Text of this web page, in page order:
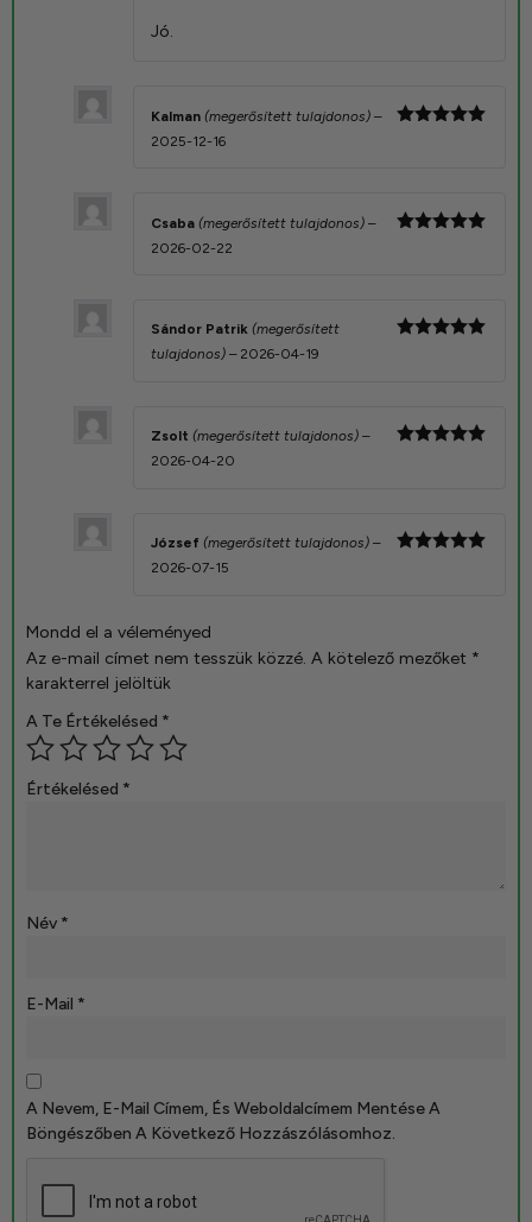
Jó.
Kalman (megerősített tulajdonos) –
2025-12-16
Csaba (megerősített tulajdonos) –
2026-02-22
Sándor Patrik (megerősített
tulajdonos) – 2026-04-19
Zsolt (megerősített tulajdonos) –
2026-04-20
József (megerősített tulajdonos) –
2026-07-15
Mondd el a véleményed
Az e-mail címet nem tesszük közzé. A kötelező mezőket *
karakterrel jelöltük
A Te Értékelésed *
Értékelésed *
Név *
E-Mail *
A Nevem, E-Mail Címem, És Weboldalcímem Mentése A
Böngészőben A Következő Hozzászólásomhoz.